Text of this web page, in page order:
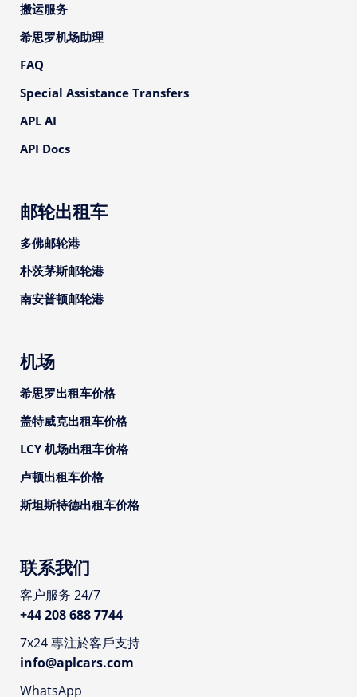
搬运服务
希思罗机场助理
FAQ
Special Assistance Transfers
APL AI
API Docs
邮轮出租车
多佛邮轮港
朴茨茅斯邮轮港
南安普顿邮轮港
机场
希思罗出租车价格
盖特威克出租车价格
LCY 机场出租车价格
卢顿出租车价格
斯坦斯特德出租车价格
联系我们
客户服务 24/7
+44 208 688 7744
7x24 專注於客戶支持
info@aplcars.com
WhatsApp